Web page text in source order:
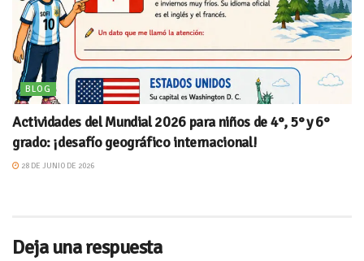
BLOG
Actividades del Mundial 2026 para niños de 4°, 5° y 6°
grado: ¡desafío geográfico internacional!
28 DE JUNIO DE 2026
Deja una respuesta